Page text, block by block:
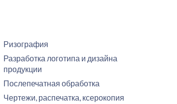
Ризография
Разработка логотипа и дизайна
продукции
Послепечатная обработка
Чертежи, распечатка, ксерокопия